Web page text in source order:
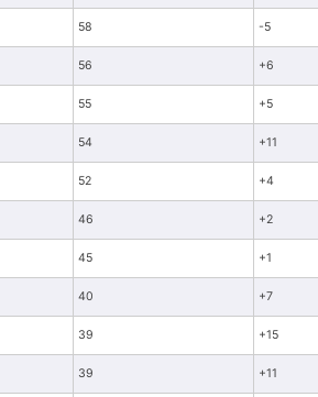
58 -5
56 +6
55 +5
54 +11
52 +4
46 +2
45 +1
40 +7
39 +15
39 +11